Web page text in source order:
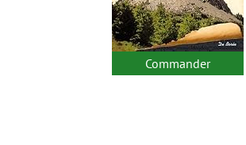
Commander